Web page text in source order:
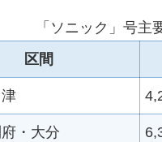
「ソニック」号主
区間
・大分